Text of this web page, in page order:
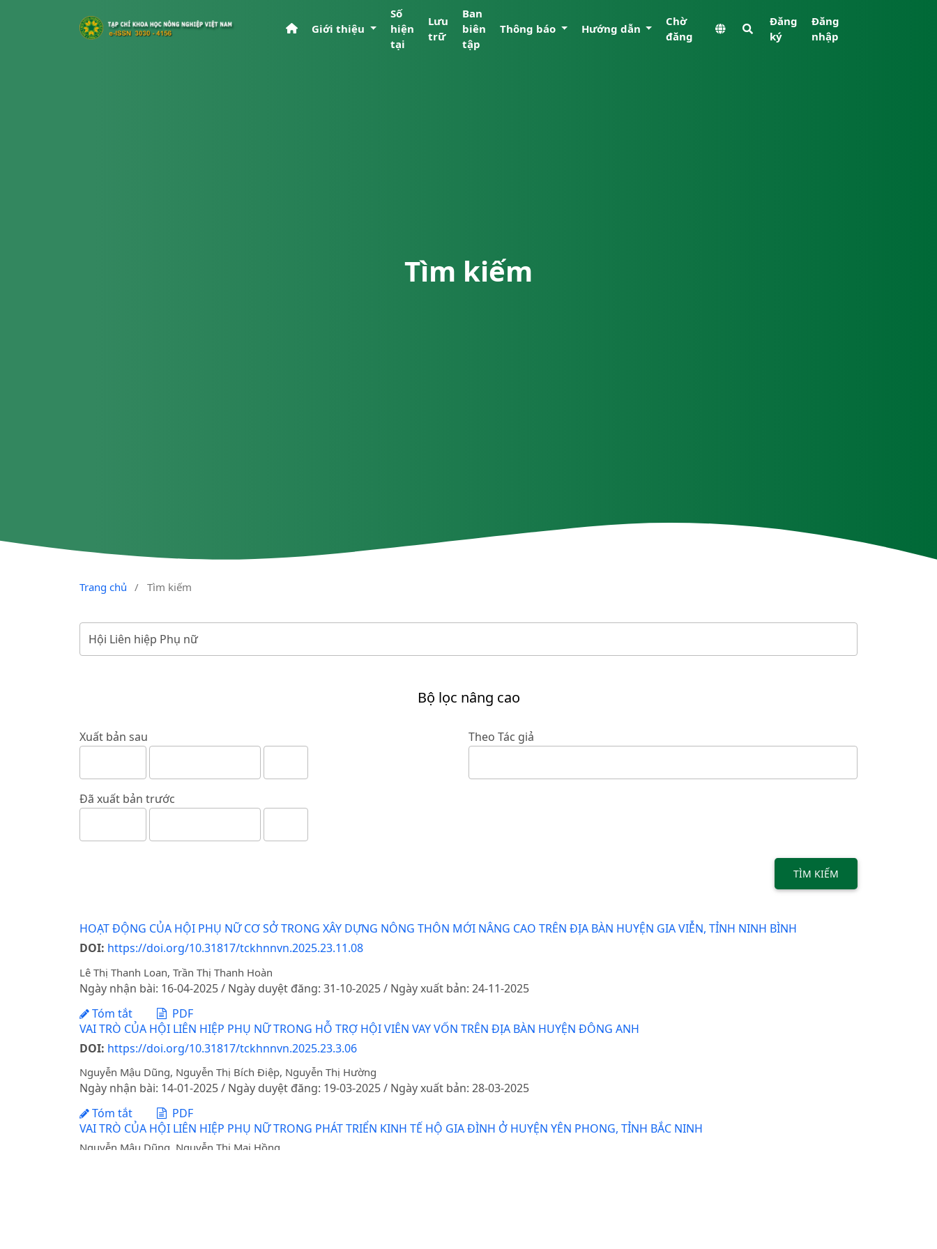
Giới thiệu
Số
hiện
tại
Lưu
trữ
Ban
biên
tập
Thông báo Hướng dẫn
Chờ
đăng
Đăng
ký
Đăng
nhập
Tìm kiếm
Trang chủ / Tìm kiếm
Bộ lọc nâng cao
Xuất bản sau
Đã xuất bản trước
Theo Tác giả
TÌM KIẾM
HOẠT ĐỘNG CỦA HỘI PHỤ NỮ CƠ SỞ TRONG XÂY DỰNG NÔNG THÔN MỚI NÂNG CAO TRÊN ĐỊA BÀN HUYỆN GIA VIỄN, TỈNH NINH BÌNH
DOI: https://doi.org/10.31817/tckhnnvn.2025.23.11.08
Lê Thị Thanh Loan, Trần Thị Thanh Hoàn
Ngày nhận bài: 16-04-2025 / Ngày duyệt đăng: 31-10-2025 / Ngày xuất bản: 24-11-2025
Tóm tắt
PDF
VAI TRÒ CỦA HỘI LIÊN HIỆP PHỤ NỮ TRONG HỖ TRỢ HỘI VIÊN VAY VỐN TRÊN ĐỊA BÀN HUYỆN ĐÔNG ANH
DOI: https://doi.org/10.31817/tckhnnvn.2025.23.3.06
Nguyễn Mậu Dũng, Nguyễn Thị Bích Điệp, Nguyễn Thị Hường
Ngày nhận bài: 14-01-2025 / Ngày duyệt đăng: 19-03-2025 / Ngày xuất bản: 28-03-2025
Tóm tắt
PDF
VAI TRÒ CỦA HỘI LIÊN HIỆP PHỤ NỮ TRONG PHÁT TRIỂN KINH TẾ HỘ GIA ĐÌNH Ở HUYỆN YÊN PHONG, TỈNH BẮC NINH
Nguyễn Mậu Dũng, Nguyễn Thị Mai Hồng